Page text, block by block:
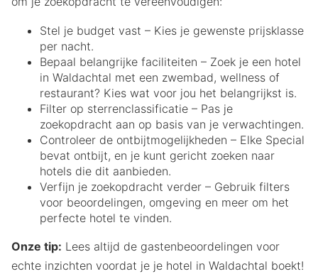
Stel je budget vast – Kies je gewenste prijsklasse
per nacht.
Bepaal belangrijke faciliteiten – Zoek je een hotel
in Waldachtal met een zwembad, wellness of
restaurant? Kies wat voor jou het belangrijkst is.
Filter op sterrenclassificatie – Pas je
zoekopdracht aan op basis van je verwachtingen.
Controleer de ontbijtmogelijkheden – Elke Special
bevat ontbijt, en je kunt gericht zoeken naar
hotels die dit aanbieden.
Verfijn je zoekopdracht verder – Gebruik filters
voor beoordelingen, omgeving en meer om het
perfecte hotel te vinden.
Onze tip: Lees altijd de gastenbeoordelingen voor
echte inzichten voordat je je hotel in Waldachtal boekt!